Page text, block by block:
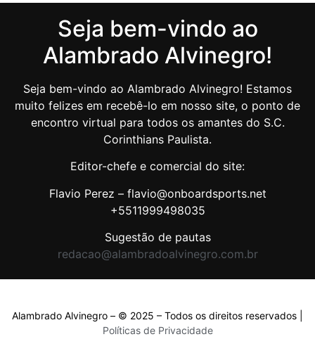
Seja bem-vindo ao
Alambrado Alvinegro!
Seja bem-vindo ao Alambrado Alvinegro! Estamos
muito felizes em recebê-lo em nosso site, o ponto de
encontro virtual para todos os amantes do S.C.
Corinthians Paulista.
Editor-chefe e comercial do site:
Flavio Perez – flavio@onboardsports.net
+5511999498035
Sugestão de pautas
redacao@alambradoalvinegro.com.br
Alambrado Alvinegro – © 2025 – Todos os direitos reservados |
Políticas de Privacidade